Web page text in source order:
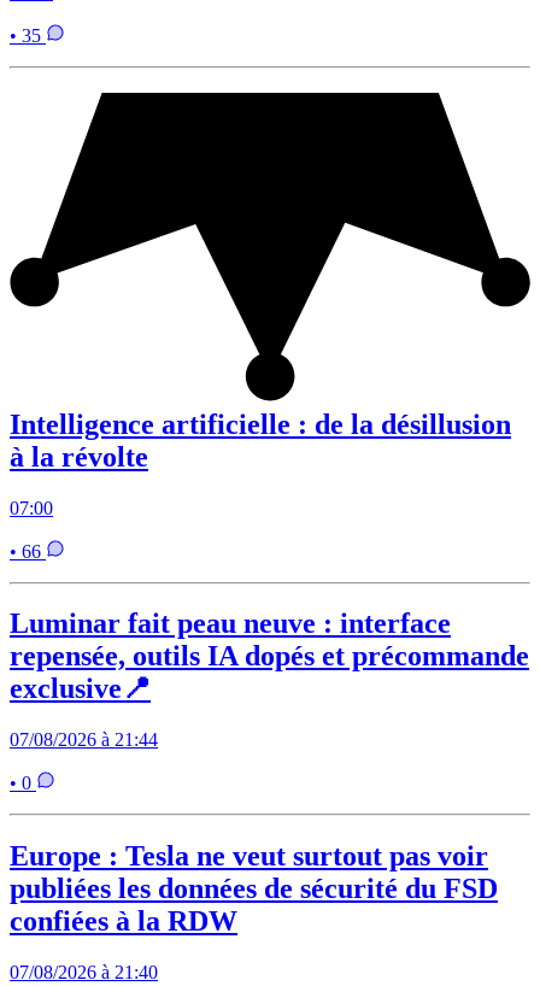
• 35
Intelligence artificielle : de la désillusion
à la révolte
07:00
• 66
Luminar fait peau neuve : interface
repensée, outils IA dopés et précommande
exclusive📍
07/08/2026 à 21:44
• 0
Europe : Tesla ne veut surtout pas voir
publiées les données de sécurité du FSD
confiées à la RDW
07/08/2026 à 21:40